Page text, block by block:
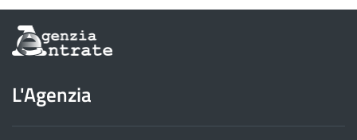
Informazioni
sul
dell'Agenzia
delle
Entrate
L'Agenzia